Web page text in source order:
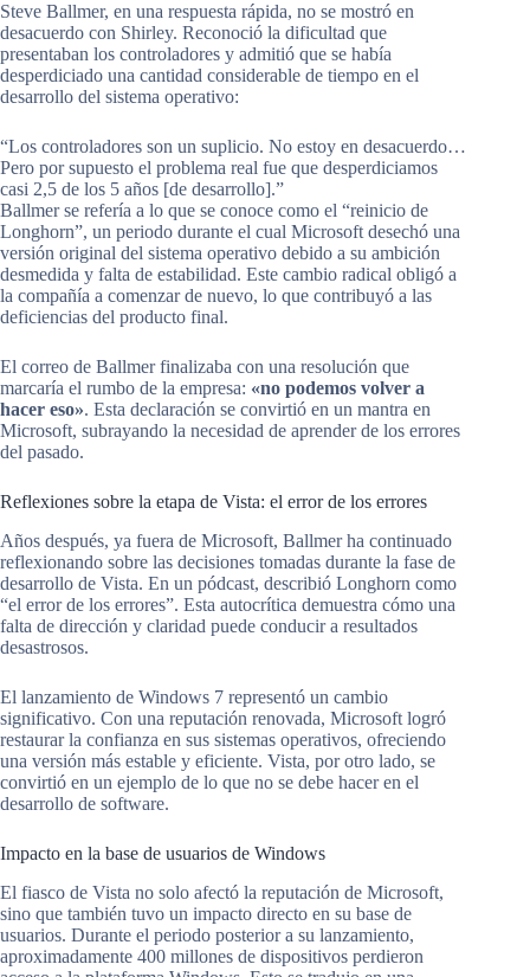
Steve Ballmer, en una respuesta rápida, no se mostró en
desacuerdo con Shirley. Reconoció la dificultad que
presentaban los controladores y admitió que se había
desperdiciado una cantidad considerable de tiempo en el
desarrollo del sistema operativo:
“Los controladores son un suplicio. No estoy en desacuerdo…
Pero por supuesto el problema real fue que desperdiciamos
casi 2,5 de los 5 años [de desarrollo].”
Ballmer se refería a lo que se conoce como el “reinicio de
Longhorn”, un periodo durante el cual Microsoft desechó una
versión original del sistema operativo debido a su ambición
desmedida y falta de estabilidad. Este cambio radical obligó a
la compañía a comenzar de nuevo, lo que contribuyó a las
deficiencias del producto final.
El correo de Ballmer finalizaba con una resolución que
marcaría el rumbo de la empresa: «no podemos volver a
hacer eso». Esta declaración se convirtió en un mantra en
Microsoft, subrayando la necesidad de aprender de los errores
del pasado.
Reflexiones sobre la etapa de Vista: el error de los errores
Años después, ya fuera de Microsoft, Ballmer ha continuado
reflexionando sobre las decisiones tomadas durante la fase de
desarrollo de Vista. En un pódcast, describió Longhorn como
“el error de los errores”. Esta autocrítica demuestra cómo una
falta de dirección y claridad puede conducir a resultados
desastrosos.
El lanzamiento de Windows 7 representó un cambio
significativo. Con una reputación renovada, Microsoft logró
restaurar la confianza en sus sistemas operativos, ofreciendo
una versión más estable y eficiente. Vista, por otro lado, se
convirtió en un ejemplo de lo que no se debe hacer en el
desarrollo de software.
Impacto en la base de usuarios de Windows
El fiasco de Vista no solo afectó la reputación de Microsoft,
sino que también tuvo un impacto directo en su base de
usuarios. Durante el periodo posterior a su lanzamiento,
aproximadamente 400 millones de dispositivos perdieron